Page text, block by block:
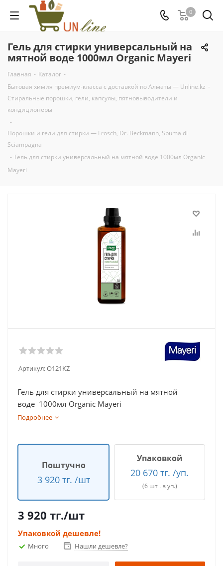
0
Гель для стирки универсальный на
мятной воде 1000мл Organic Mayeri
Главная - Каталог -
Бытовая химия премиум-класса с доставкой по Алматы — Unline.kz -
Стиральные порошки, гели, капсулы, пятновыводители и
кондиционеры
-
Порошки и гели для стирки — Frosch, Dr. Beckmann, Spuma di
Sciampagna
- Гель для стирки универсальный на мятной воде 1000мл Organic
Mayeri
Артикул:O121KZ
Гель для стирки универсальный на мятной
воде 1000мл Organic Mayeri
Подробнее
Поштучно
3 920 тг. /шт
Упаковкой
20 670 тг. /уп.
(6 шт . в уп.)
3 920 тг./шт
Упаковкой дешевле!
Много Нашли дешевле?